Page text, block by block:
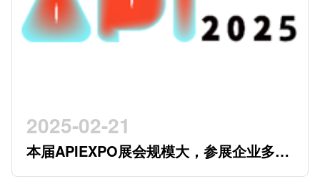
2025-02-21
本届APIEXPO展会规模大，参展企业多，
参观观众多，看展时间紧，怎么办？